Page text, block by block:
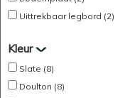
Uittrekbaar legbord (2)
Kleur
Slate (8)
Doulton (8)